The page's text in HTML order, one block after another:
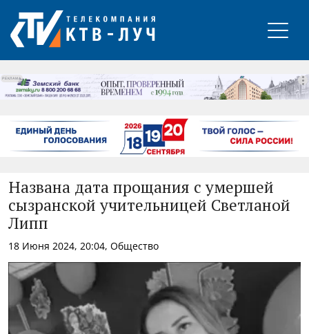
РЕКЛАМА
Названа дата прощания с умершей
сызранской учительницей Светланой
Липп
18 Июня 2024, 20:04, Общество